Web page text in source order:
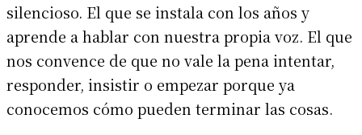
silencioso. El que se instala con los años y
aprende a hablar con nuestra propia voz. El que
nos convence de que no vale la pena intentar,
responder, insistir o empezar porque ya
conocemos cómo pueden terminar las cosas.